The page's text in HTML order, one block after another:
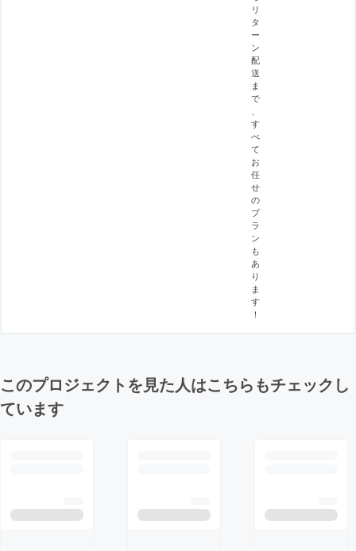
リ
タ
ー
ン
配
送
ま
で
す
べ
て
お
任
せ
の
プ
ラ
ン
も
あ
り
ま
す
！
このプロジェクトを見た人はこちらもチェックし
ています